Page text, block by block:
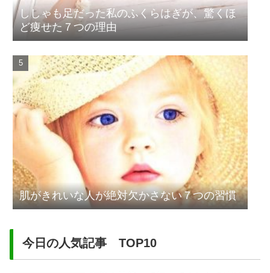
ししゃも足だった私のふくらはぎが、驚くほ
ど痩せた７つの理由
肌がきれいな人が絶対欠かさない７つの習慣
今日の人気記事 TOP10